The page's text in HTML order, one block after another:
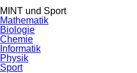
MINT und Sport
Mathematik
Biologie
Chemie
Informatik
Physik
Sport